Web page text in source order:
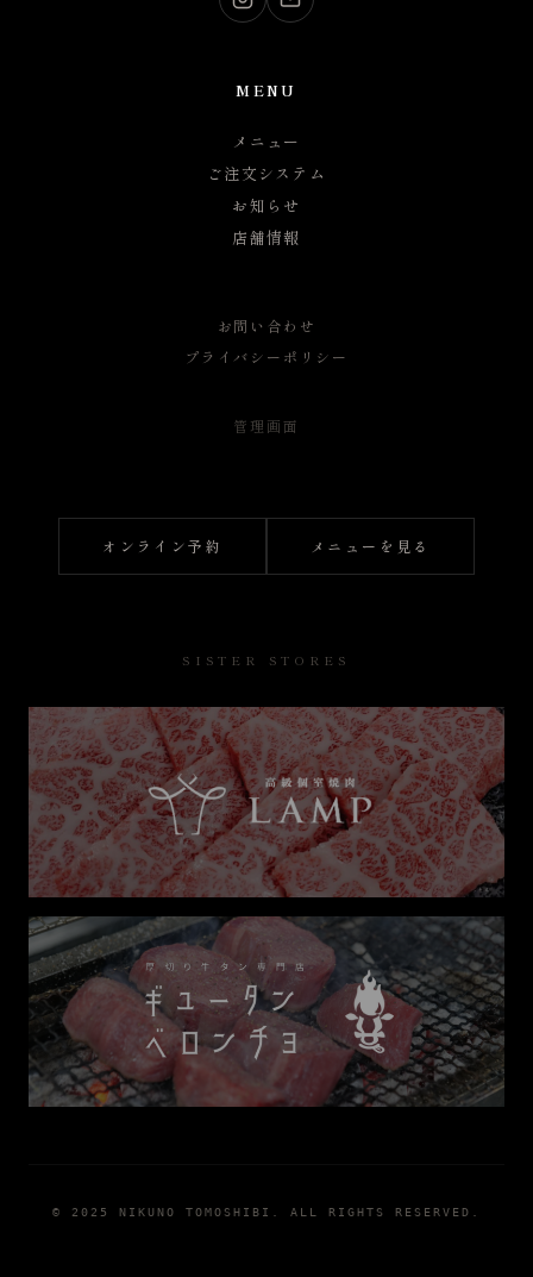
MENU
メニュー
ご注文システム
お知らせ
店舗情報
お問い合わせ
プライバシーポリシー
管理画面
オンライン予約 メニューを見る
SISTER STORES
© 2025 NIKUNO TOMOSHIBI. ALL RIGHTS RESERVED.